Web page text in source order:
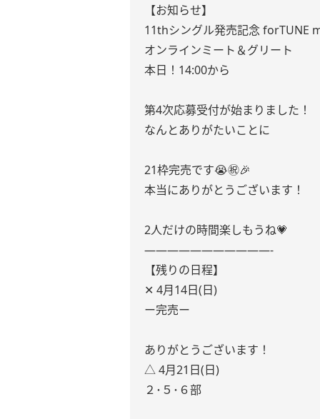
【お知らせ】
11thシングル発売記念 forTUNE
オンラインミート＆グリート
本日！14:00から
第4次応募受付が始まりました！
なんとありがたいことに
21枠完売です😭㊗️🎉
本当にありがとうございます！
2人だけの時間楽しもうね💗
———————————-
【残りの日程】
‪✕‬ 4月14日(日)
ー完売ー
ありがとうございます！
△ ‪4月21日(日)
２･５･６部